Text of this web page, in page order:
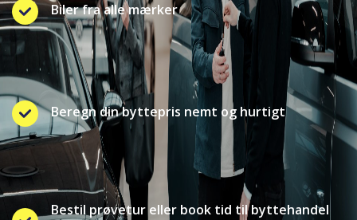
Biler fra alle mærker
Beregn din byttepris nemt og hurtigt
Bestil prøvetur eller book tid til byttehandel